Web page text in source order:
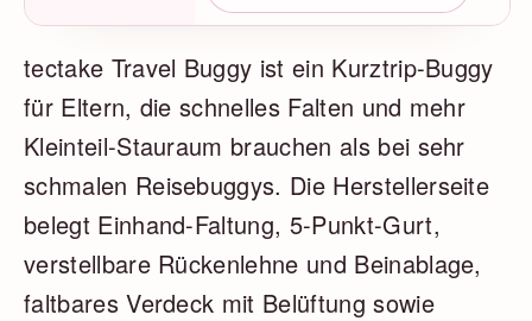
tectake Travel Buggy ist ein Kurztrip-Buggy
für Eltern, die schnelles Falten und mehr
Kleinteil-Stauraum brauchen als bei sehr
schmalen Reisebuggys. Die Herstellerseite
belegt Einhand-Faltung, 5-Punkt-Gurt,
verstellbare Rückenlehne und Beinablage,
faltbares Verdeck mit Belüftung sowie